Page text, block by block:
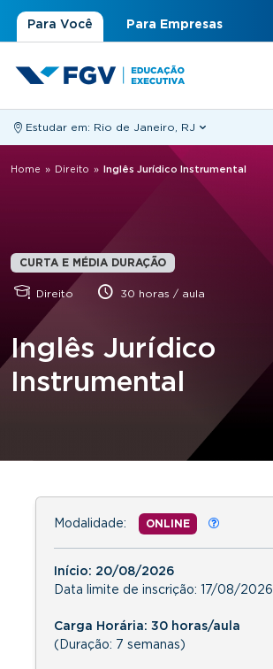
Para Você Para Empresas
Estudar em: Rio de Janeiro, RJ
Você está aqui
Home » Direito » Inglês Jurídico Instrumental
CURTA E MÉDIA DURAÇÃO
Direito 30 horas / aula
Inglês Jurídico
Instrumental
Modalidade: ONLINE
Início: 20/08/2026
Data limite de inscrição: 17/08/2026
Carga Horária: 30 horas/aula
(Duração: 7 semanas)